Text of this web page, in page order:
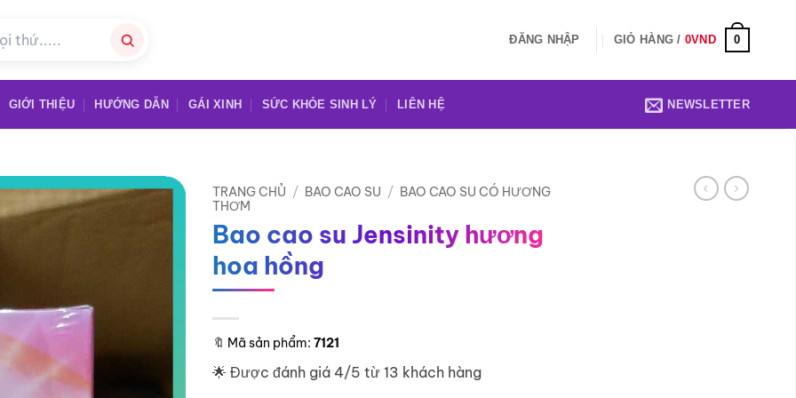
ĐĂNG NHẬP GIỎ HÀNG / 0VND 0
GIỚI THIỆU HƯỚNG DẪN GÁI XINH SỨC KHỎE SINH LÝ LIÊN HỆ NEWSLETTER
TRANG CHỦ / BAO CAO SU / BAO CAO SU CÓ HƯƠNG
THƠM
Bao cao su Jensinity hương
hoa hồng
🔖 Mã sản phẩm: 7121
🌟 Được đánh giá 4/5 từ 13 khách hàng